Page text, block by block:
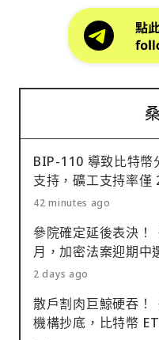
BIP-110 導致比特幣
支持，礦工支持率僅
42 minutes ago
參院確定延後表決！
月，加密法案迎期中
2 days ago
散戶割肉巨鯨硬吞！
機構抄底，比特幣